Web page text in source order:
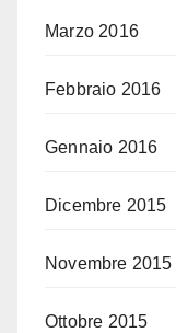
Marzo 2016
Febbraio 2016
Gennaio 2016
Dicembre 2015
Novembre 2015
Ottobre 2015